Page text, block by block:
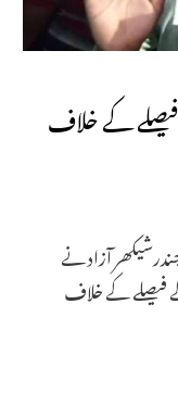
کے خلاف
آزاد نے
فیصلے کے خلاف